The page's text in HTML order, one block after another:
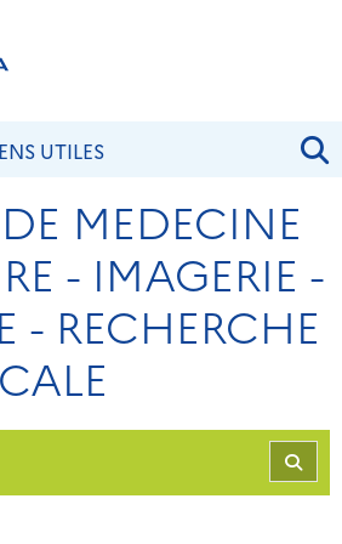
UTILES
MEDECINE
- IMAGERIE -
- RECHERCHE